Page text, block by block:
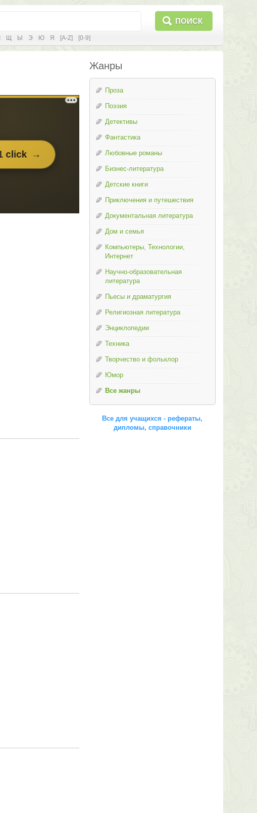
ПОИСК
Щ Ы Э Ю Я [A-Z] [0-9]
Жанры
Проза
Поэзия
Детективы
Фантастика
Любовные романы
Бизнес-литература
Детские книги
Приключения и путешествия
Документальная литература
Дом и семья
Компьютеры, Технологии,
Интернет
Научно-образовательная
литература
Пьесы и драматургия
Религиозная литература
Энциклопедии
Техника
Творчество и фольклор
Юмор
Все жанры
Все для учащихся - рефераты,
дипломы, справочники